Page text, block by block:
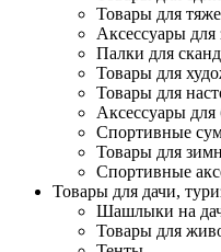
Товары для
Аксессуары
Палки для
Товары для
Товары для
Аксессуары
Спортивные
Товары для
Спортивные
Товары для дачи,
Шашлыки на
Товары для